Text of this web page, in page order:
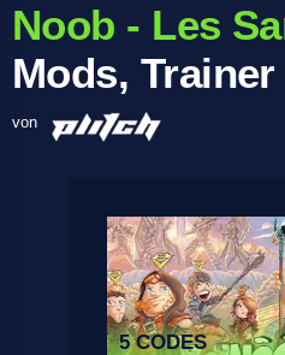
Noob - Les
Mods,
von
5 CODES